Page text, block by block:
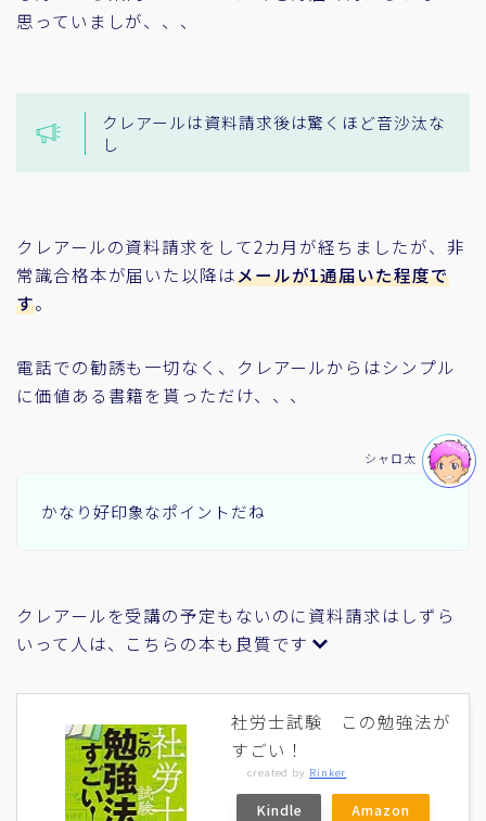
思っていましが、、、
クレアールは資料請求後は驚くほど音沙汰な
し
クレアールの資料請求をして2カ月が経ちましたが、非
常識合格本が届いた以降はメールが1通届いた程度で
す。
電話での勧誘も一切なく、クレアールからはシンプル
に価値ある書籍を貰っただけ、、、
かなり好印象なポイントだね
シャロ太
クレアールを受講の予定もないのに資料請求はしずら
いって人は、こちらの本も良質です
社労士試験 この勉強法が
すごい！
created by Rinker
Kindle Amazon